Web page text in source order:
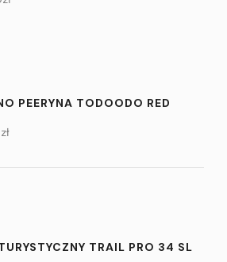
PEERYNA TODOODO RED
zł
TRAIL PRO 34 SL